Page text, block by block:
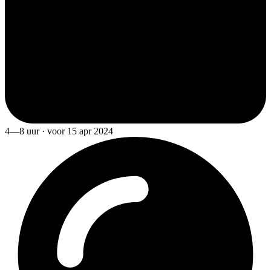
4—8 uur · voor 15 apr 2024